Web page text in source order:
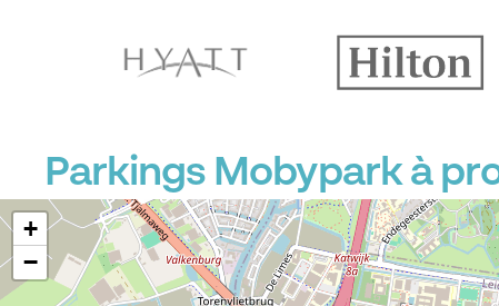
Parkings Mobypark à
+
−